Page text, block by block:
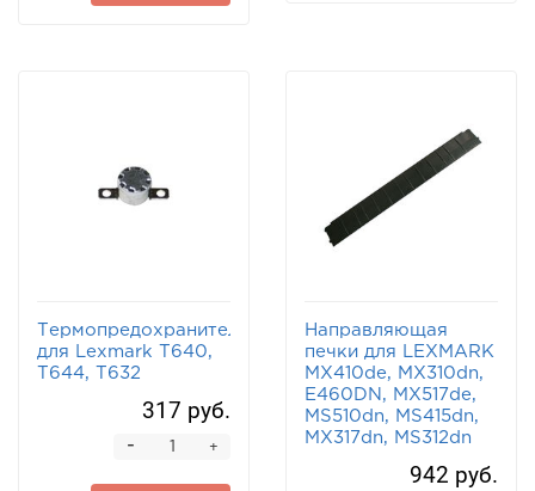
Термопредохранитель
для Lexmark T640,
T644, T632
317 руб.
+
-
Направляющая
печки для LEXMARK
MX410de, MX310dn,
E460DN, MX517de,
MS510dn, MS415dn,
MX317dn, MS312dn
942 руб.